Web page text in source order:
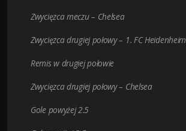
Zwycięzca meczu – Chelsea
Zwycięzca drugiej połowy – 1. FC Heidenheim
Remis w drugiej połowie
Zwycięzca drugiej połowy – Chelsea
Gole powyżej 2.5